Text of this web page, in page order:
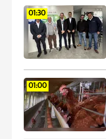
01:30
01:00